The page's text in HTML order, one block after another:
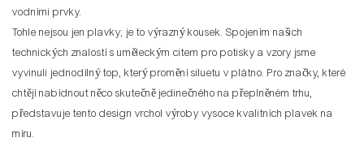
vodními prvky.
Tohle nejsou jen plavky; je to výrazný kousek. Spojením našich
technických znalostí s uměleckým citem pro potisky a vzory jsme
vyvinuli jednodílný top, který promění siluetu v plátno. Pro značky, které
chtějí nabídnout něco skutečně jedinečného na přeplněném trhu,
představuje tento design vrchol výroby vysoce kvalitních plavek na
míru.